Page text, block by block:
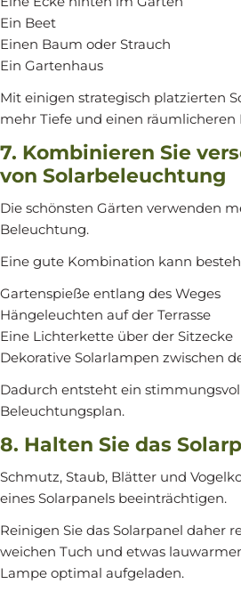
Ein Beet
Einen Baum oder Strauch
Ein Gartenhaus
Mit einigen strategisch platzierten
mehr Tiefe und einen räumlicheren
7. Kombinieren Sie
von Solarbeleuchtung
Die schönsten Gärten verwenden
Beleuchtung.
Eine gute Kombination kann
Gartenspieße entlang des Weges
Hängeleuchten auf der Terrasse
Eine Lichterkette über der Sitzecke
Dekorative Solarlampen zwischen
Dadurch entsteht ein
Beleuchtungsplan.
8. Halten Sie das
Schmutz, Staub, Blätter und
eines Solarpanels beeinträchtigen.
Reinigen Sie das Solarpanel daher
weichen Tuch und etwas
Lampe optimal aufgeladen.